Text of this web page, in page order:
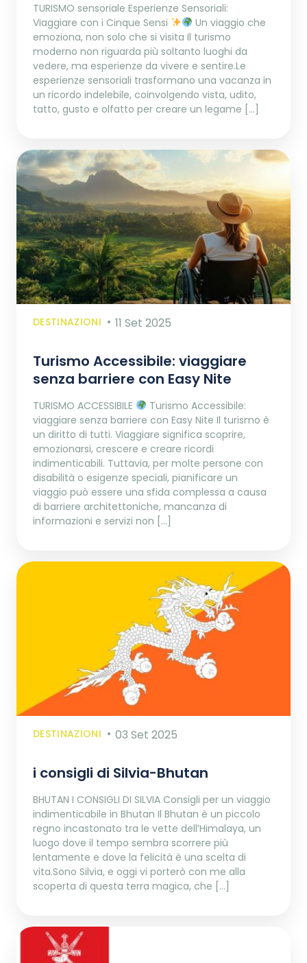
TURISMO sensoriale Esperienze Sensoriali:
Viaggiare con i Cinque Sensi
Un viaggio che
emoziona, non solo che si visita Il turismo
moderno non riguarda più soltanto luoghi da
vedere, ma esperienze da vivere e sentire.Le
esperienze sensoriali trasformano una vacanza in
un ricordo indelebile, coinvolgendo vista, udito,
tatto, gusto e olfatto per creare un legame […]
DESTINAZIONI 11 Set 2025
Turismo Accessibile: viaggiare
senza barriere con Easy Nite
TURISMO ACCESSIBILE
Turismo Accessibile:
viaggiare senza barriere con Easy Nite Il turismo è
un diritto di tutti. Viaggiare significa scoprire,
emozionarsi, crescere e creare ricordi
indimenticabili. Tuttavia, per molte persone con
disabilità o esigenze speciali, pianificare un
viaggio può essere una sfida complessa a causa
di barriere architettoniche, mancanza di
informazioni e servizi non […]
DESTINAZIONI 03 Set 2025
i consigli di Silvia-Bhutan
BHUTAN I CONSIGLI DI SILVIA Consigli per un viaggio
indimenticabile in Bhutan Il Bhutan è un piccolo
regno incastonato tra le vette dell’Himalaya, un
luogo dove il tempo sembra scorrere più
lentamente e dove la felicità è una scelta di
vita.Sono Silvia, e oggi vi porterò con me alla
scoperta di questa terra magica, che […]